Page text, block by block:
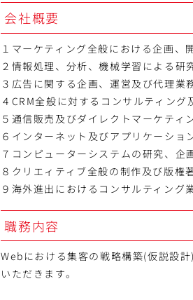
会社概要
１マーケティング全般における企画、
２情報処理、分析、機械学習による研
３広告に関する企画、運営及び代理業
４CRM全般に対するコンサルティング
５通信販売及びダイレクトマーケテ
６インターネット及びアプリケーショ
７コンピューターシステムの研究、企
８クリエィティブ全般の制作及び版権
９海外進出におけるコンサルティング
職務内容
Webにおける集客の戦略構築(仮説設
いただきます。